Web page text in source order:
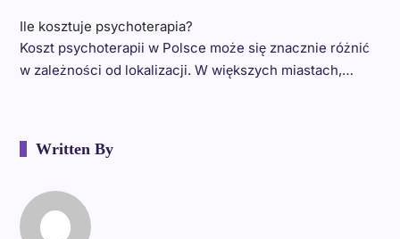
Ile kosztuje psychoterapia?
Koszt psychoterapii w Polsce może się znacznie różnić
w zależności od lokalizacji. W większych miastach,…
Written By